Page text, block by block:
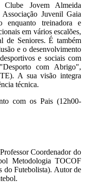
Clube Jovem Almeida
Juvenil Gaia
treinadora e
em vários escalões,
de Seniores. É também
e o desenvolvimento
e sociais com
com Abrigo",
A sua visão integra
técnica.
com os Pais (12h00-
Coordenador do
Metodologia TOCOF
do Futebolista). Autor de